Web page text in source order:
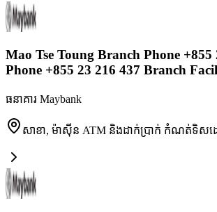
Mao Tse Toung Branch Phone +855
Phone +855 23 216 437 Branch
ធនាគារ Maybank
សាខា, ម៉ាស៊ីន ATM និងដាក់ប្រាក់ កំណត់ទិស